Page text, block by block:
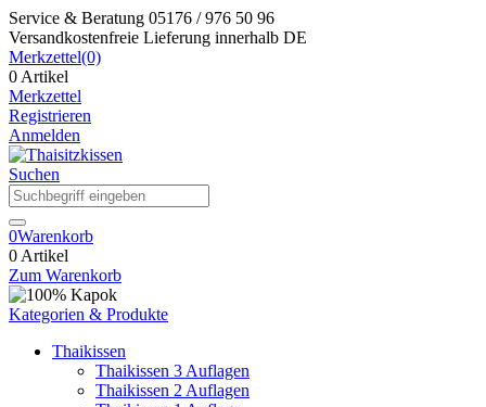
Service & Beratung 05176 / 976 50 96
Versandkostenfreie Lieferung innerhalb DE
Merkzettel(0)
0 Artikel
Merkzettel
Registrieren
Anmelden
Suchen
0Warenkorb
0 Artikel
Zum Warenkorb
Kategorien & Produkte
Thaikissen
Thaikissen 3 Auflagen
Thaikissen 2 Auflagen